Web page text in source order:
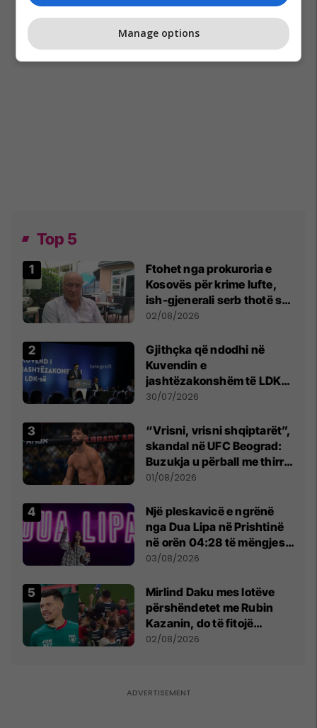
Top 5
Ftohet nga prokuroria e
Kosovës për krime lufte,
ish-gjenerali serb thotë se
dikush e tradhtoi në
02/08/2026
Gjithçka që ndodhi në
Kuvendin e
jashtëzakonshëm të LDK-
së
30/07/2026
“Vrisni, vrisni shqiptarët”,
skandal në UFC Beograd:
Buzukja u përball me thirrje
anti-shqiptare nga
01/08/2026
Një pleskavicë e ngrënë
nga Dua Lipa në Prishtinë
në orën 04:28 të mëngjesit
- dhe bota digjitale serbe
03/08/2026
Mirlind Daku mes lotëve
përshëndetet me Rubin
Kazanin, do të fitojë
miliona te Spartak Moska
02/08/2026
Manage options